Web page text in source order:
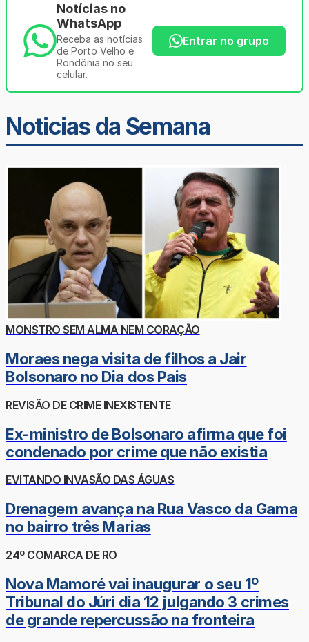
Notícias no
WhatsApp
Receba as notícias
de Porto Velho e
Rondônia no seu
celular.
Entrar no grupo
Noticias da Semana
MONSTRO SEM ALMA NEM CORAÇÃO
Moraes nega visita de filhos a Jair
Bolsonaro no Dia dos Pais
REVISÃO DE CRIME INEXISTENTE
Ex-ministro de Bolsonaro afirma que foi
condenado por crime que não existia
EVITANDO INVASÃO DAS ÁGUAS
Drenagem avança na Rua Vasco da Gama
no bairro três Marias
24º COMARCA DE RO
Nova Mamoré vai inaugurar o seu 1º
Tribunal do Júri dia 12 julgando 3 crimes
de grande repercussão na fronteira